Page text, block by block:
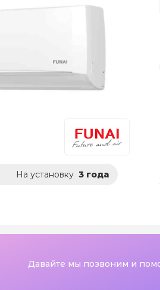
На установку 3 года
Давайте мы позвоним и